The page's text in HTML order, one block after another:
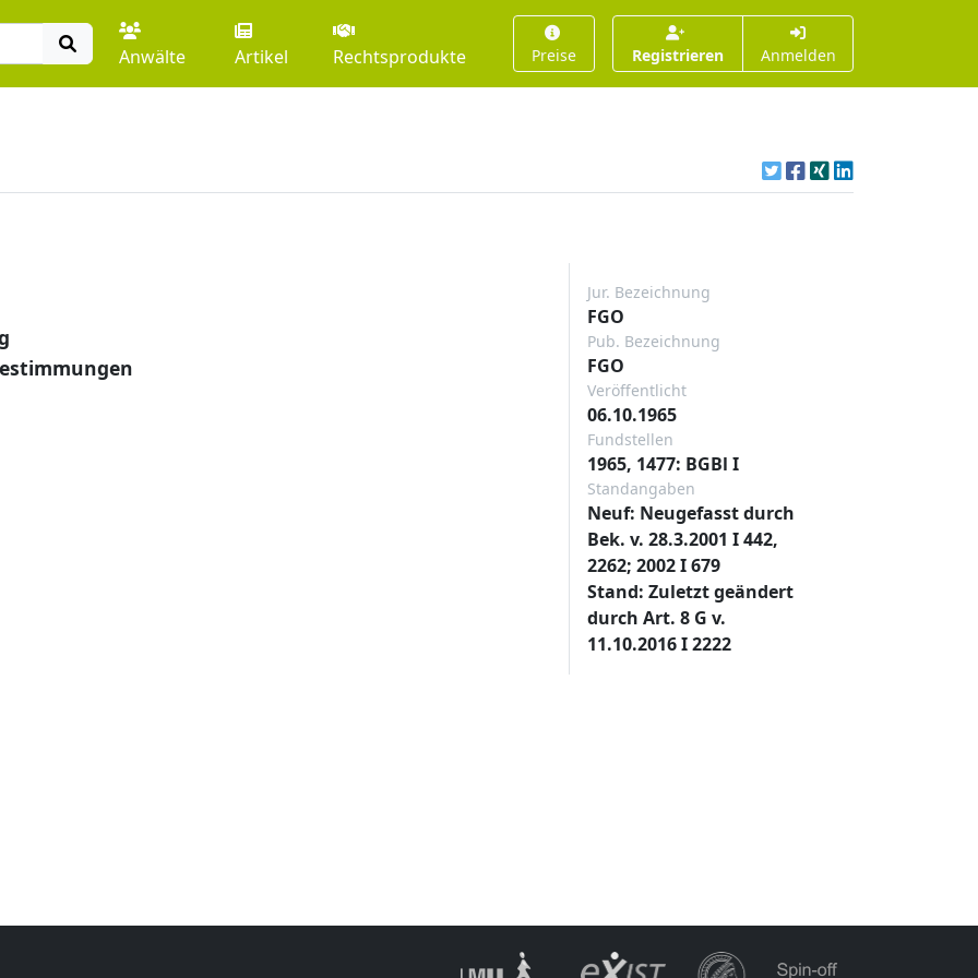
Anwälte Artikel Rechtsprodukte Preise Registrieren Anmelden
Jur. Bezeichnung
FGO
Pub. Bezeichnung
FGO
Veröffentlicht
06.10.1965
Fundstellen
1965, 1477: BGBl I
Standangaben
Neuf: Neugefasst durch
Bek. v. 28.3.2001 I 442,
2262; 2002 I 679
Stand: Zuletzt geändert
durch Art. 8 G v.
11.10.2016 I 2222